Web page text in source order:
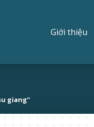
Giới thiệu
giang”